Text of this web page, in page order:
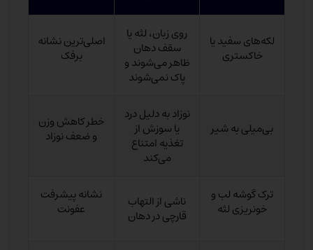
لکه‌های سفید یا
خاکستری
روی زبان، لثه یا
سقف دهان
ظاهر می‌شوند و
پاک نمی‌شوند
اصلی‌ترین نشانه
برفک
بی‌میلی به شیر
نوزاد به دلیل درد
یا سوزش از
تغذیه امتناع
می‌کند
خطر کاهش وزن
و ضعف نوزاد
ترک گوشه لب و
خونریزی لثه ناشی از التهاب
قارچی در دهان
نشانه پیشرفت
عفونت